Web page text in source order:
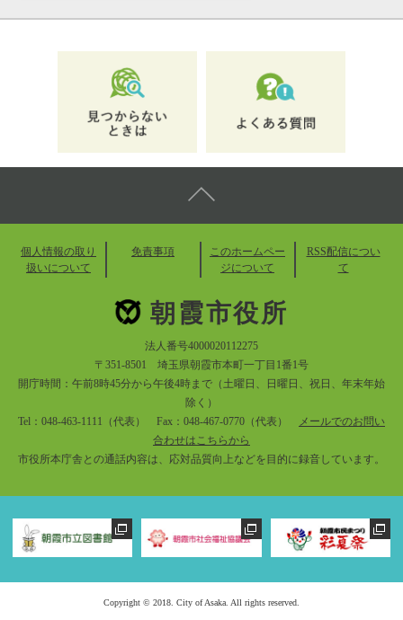
個人情報の取り
扱いについて
免責事項
このホームペー
ジについて
RSS配信につい
て
朝霞市役所
法人番号4000020112275
〒351-8501 埼玉県朝霞市本町一丁目1番1号
開庁時間：午前8時45分から午後4時まで（土曜日、日曜日、祝日、年末年始
除く）
Tel：048-463-1111（代表） Fax：048-467-0770（代表）
メールでのお問い
合わせはこちらから
市役所本庁舎との通話内容は、応対品質向上などを目的に録音しています。
Copyright © 2018. City of Asaka. All rights reserved.